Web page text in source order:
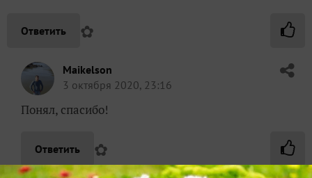
Ответить ✿
Maikelson
3 октября 2020, 23:16
Понял, спасибо!
Ответить ✿